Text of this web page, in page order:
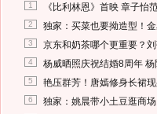
1 《比利林恩》首映 章子怡
2 独家：买菜也要拗造型！
3 京东和奶茶哪个更重要？
4 杨威晒照庆祝结婚8周年
5 艳压群芳！唐嫣修身长裙
6 独家：姚晨带小土豆逛商